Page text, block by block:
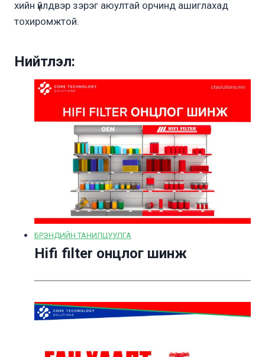
хийн үйлдвэр зэрэг аюултай орчинд ашиглахад
тохиромжтой.
Нийтлэл:
БРЭНДИЙН ТАНИЛЦУУЛГА
Hifi filter онцлог шинж